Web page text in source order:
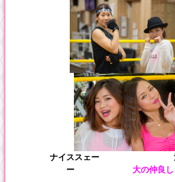
ナイススェー 決め
ー
大の仲良